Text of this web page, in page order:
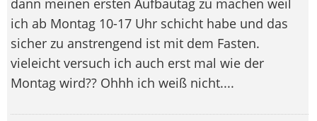
dann meinen ersten Aufbautag zu machen weil
ich ab Montag 10-17 Uhr schicht habe und das
sicher zu anstrengend ist mit dem Fasten.
vieleicht versuch ich auch erst mal wie der
Montag wird?? Ohhh ich weiß nicht....